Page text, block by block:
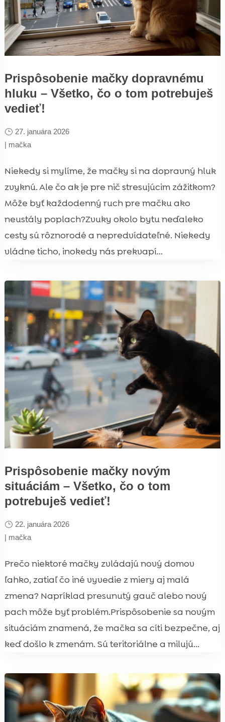
Prispôsobenie mačky dopravnému
hluku – Všetko, čo o tom potrebuješ
vedieť!
27. januára 2026
| mačka
Niekedy si mylíme, že mačky si na dopravný hluk
zvyknú. Ale čo ak je pre nič stresujúcim zážitkom?
Môže byť každodenný ruch pre mačku ako
neustály poplach?Zvuky okolo bytu neďaleko
cesty sú rôznorodé a nepredvídateľné. Niekedy
vládne ticho, inokedy nás prekvapí...
Prispôsobenie mačky novým
situáciám – Všetko, čo o tom
potrebuješ vedieť!
22. januára 2026
| mačka
Prečo niektoré mačky zvládajú nový domov
ľahko, zatiaľ čo iné vyvedie z miery aj malá
zmena? Napríklad presunutý gauč alebo nový
pach môže byť problém.Prispôsobenie sa novým
situáciám znamená, že mačka sa cíti bezpečne, aj
keď došlo k zmenám. Sú teritoriálne a milujú...